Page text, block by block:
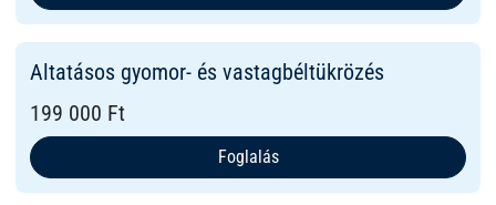
Altatásos gyomor- és vastagbéltükrözés
199 000 Ft
Foglalás